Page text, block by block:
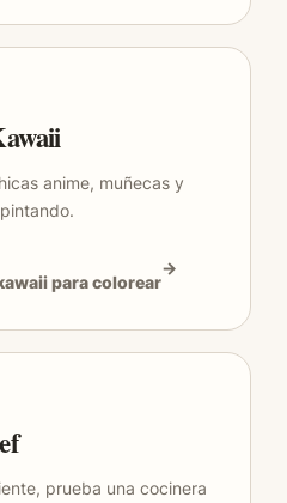
anime, muñecas y
para colorear
prueba una cocinera